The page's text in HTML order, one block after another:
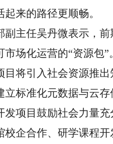
来的路径更顺畅。
任吴丹微表示，前
市场化运营的“资源包
目将引入社会资源推
标准化元数据与云
发项目鼓励社会力量
企合作、研学课程